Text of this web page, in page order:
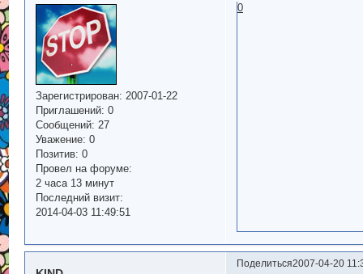
Зарегистрирован: 2007-01-22
Приглашений: 0
Сообщений: 27
Уважение: 0
Позитив: 0
Провел на форуме:
2 часа 13 минут
Последний визит:
2014-04-03 11:49:51
0
Поделиться2007-04-20